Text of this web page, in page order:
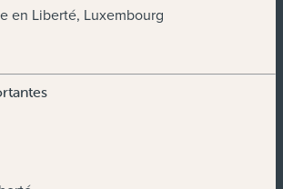
en Liberté, Luxembourg